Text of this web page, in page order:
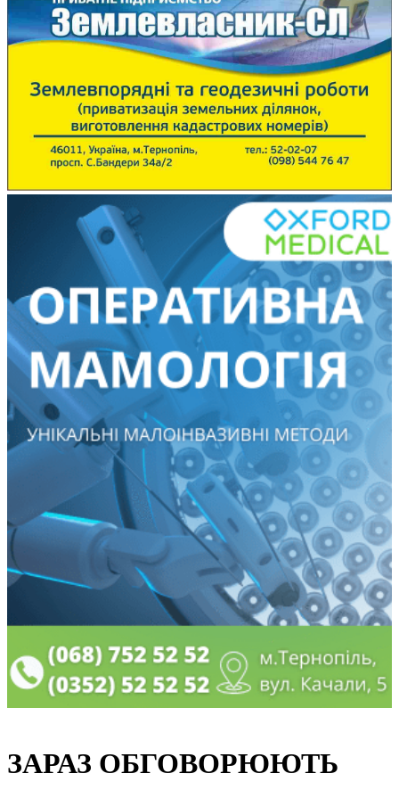
ЗАРАЗ ОБГОВОРЮЮТЬ